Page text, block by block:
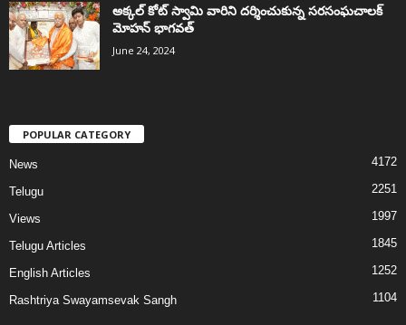
అక్కల్‌ కోట్‌ స్వామి వారిని దర్శించుకున్న సరసంఘచాలక్
మోహన్ భాగవత్
June 24, 2024
POPULAR CATEGORY
News 4172
Telugu 2251
Views 1997
Telugu Articles 1845
English Articles 1252
Rashtriya Swayamsevak Sangh 1104